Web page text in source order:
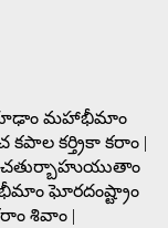
మహాభీమాం
కపాల కర్త్రికా కరాం |
చతుర్బాహుయుతాం
ఘోరదంష్ట్రాం
శివాం |